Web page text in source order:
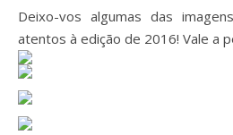
Deixo-vos algumas das
atentos à edição de 2016! Vale a